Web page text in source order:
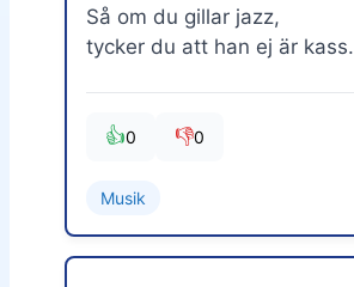
Så om du gillar jazz,
tycker du att han ej är kass.
👍0 👎0
Musik